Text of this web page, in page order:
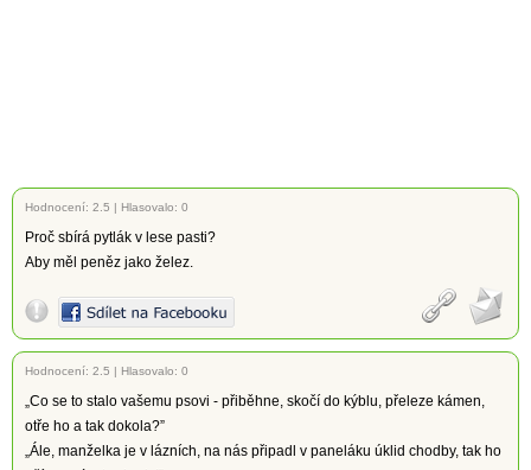
Hodnocení: 2.5 | Hlasovalo: 0
Proč sbírá pytlák v lese pasti?
Aby měl peněz jako želez.
Hodnocení: 2.5 | Hlasovalo: 0
„Co se to stalo vašemu psovi - přiběhne, skočí do kýblu, přeleze kámen,
otře ho a tak dokola?”
„Ále, manželka je v lázních, na nás připadl v paneláku úklid chodby, tak ho